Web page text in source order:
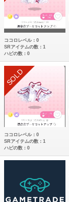
ココロレベル：0
SRアイテムの数：1
ハピの数：0
SOLD
ココロレベル：0
SRアイテムの数：1
ハピの数：0